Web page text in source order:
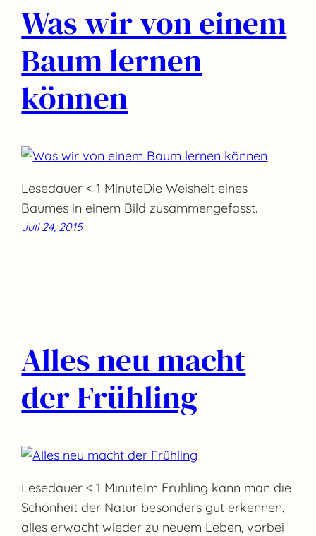
Was wir von einem
Baum lernen
können
Lesedauer < 1 MinuteDie Weisheit eines
Baumes in einem Bild zusammengefasst.
Juli 24, 2015
Alles neu macht
der Frühling
Lesedauer < 1 MinuteIm Frühling kann man die
Schönheit der Natur besonders gut erkennen,
alles erwacht wieder zu neuem Leben, vorbei